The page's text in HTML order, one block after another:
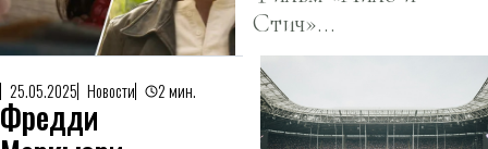
Ган:
Мэверик» и
собрали
рекордные
Стич»
установил
новый рекорд
сборов, собрав
от 170 до 180
25.05.2025 Новости 2 мин.
Фредди